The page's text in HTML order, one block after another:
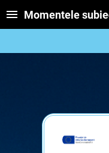
Momentele